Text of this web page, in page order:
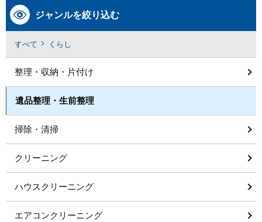
ジャンルを絞り込む
すべて くらし
整理・収納・片付け
遺品整理・生前整理
掃除・清掃
クリーニング
ハウスクリーニング
エアコンクリーニング